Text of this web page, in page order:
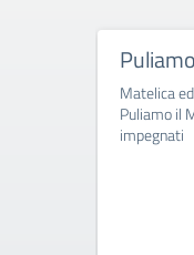
Matelica
Puliamo il
impegnati